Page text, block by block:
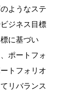
ようなステ
ジネス目標
に基づい
ポートフォ
トフォリオ
リバランス